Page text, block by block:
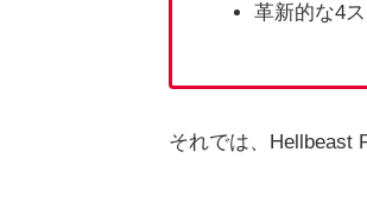
革新的な4
それでは、Hellbeast